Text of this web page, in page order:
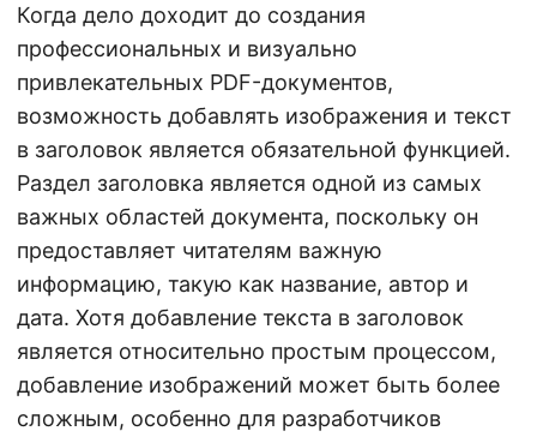
Когда дело доходит до создания
профессиональных и визуально
привлекательных PDF-документов,
возможность добавлять изображения и текст
в заголовок является обязательной функцией.
Раздел заголовка является одной из самых
важных областей документа, поскольку он
предоставляет читателям важную
информацию, такую как название, автор и
дата. Хотя добавление текста в заголовок
является относительно простым процессом,
добавление изображений может быть более
сложным, особенно для разработчиков